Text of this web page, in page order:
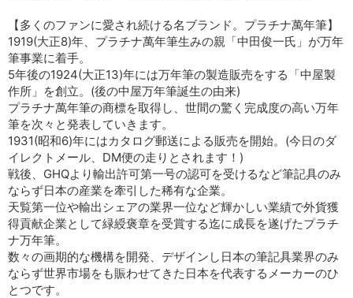
【多くのファンに愛され続ける名ブランド。プラチナ萬年筆】
1919(大正8)年、プラチナ萬年筆生みの親「中田俊一氏」が万年
筆事業に着手。
5年後の1924(大正13)年には万年筆の製造販売をする「中屋製
作所」を創立。(後の中屋万年筆誕生の由来)
プラチナ萬年筆の商標を取得し、世間の驚く完成度の高い万年
筆を次々と発表していきます。
1931(昭和6)年にはカタログ郵送による販売を開始。(今日のダ
イレクトメール、DM便の走りとされます！)
戦後、GHQより輸出許可第一号の認可を受けるなど筆記具のみ
ならず日本の産業を牽引した稀有な企業。
天覧第一位や輸出シェアの業界一位など輝かしい業績で外貨獲
得貢献企業として緑綬褒章を受賞する迄に成長を遂げたプラチ
ナ万年筆。
数々の画期的な機構を開発、デザインし日本の筆記具業界のみ
ならず世界市場をも賑わせてきた日本を代表するメーカーのひ
とつです。